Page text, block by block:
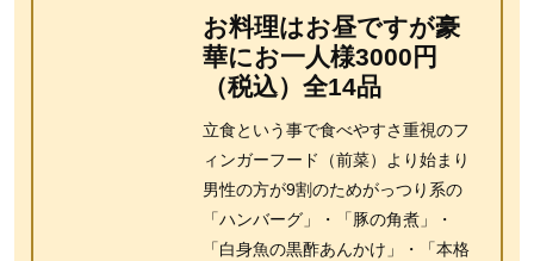
お料理はお昼ですが豪
華にお一人様3000円
（税込）全14品
立食という事で食べやすさ重視のフ
ィンガーフード（前菜）より始まり
男性の方が9割のためがっつり系の
「ハンバーグ」・「豚の角煮」・
「白身魚の黒酢あんかけ」・「本格